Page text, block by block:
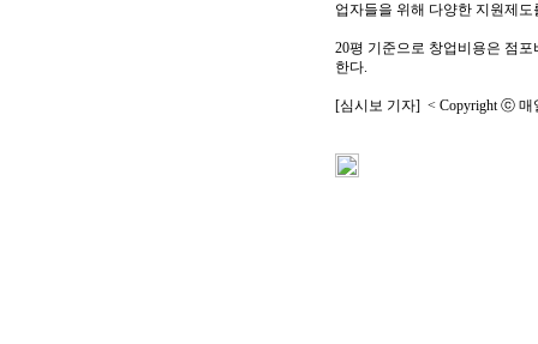
업자들을 위해 다양한 지원제
20평 기준으로 창업비용은 점
한다.
[심시보 기자] < Copyright ⓒ 매